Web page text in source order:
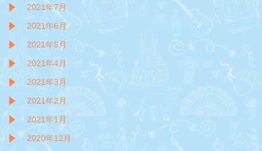
2021年7月
2021年6月
2021年5月
2021年4月
2021年3月
2021年2月
2021年1月
2020年12月